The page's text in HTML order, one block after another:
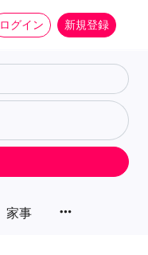
ログイン 新規登録
家事 more_horiz